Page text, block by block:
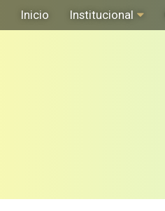
Inicio Institucional